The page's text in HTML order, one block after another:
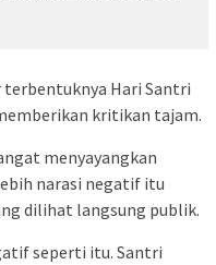
Hari Santri
kritikan tajam.
menyayangkan
narasi negatif itu
dilihat langsung publik.
seperti itu. Santri